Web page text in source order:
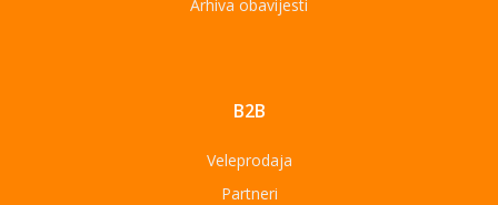
Arhiva obavijesti
B2B
Veleprodaja
Partneri